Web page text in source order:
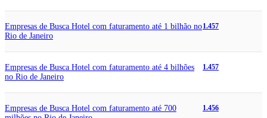
Empresas de Busca Hotel com faturamento até 1 bilhão no
Rio de Janeiro
1.457
Empresas de Busca Hotel com faturamento até 4 bilhões
no Rio de Janeiro
1.457
Empresas de Busca Hotel com faturamento até 700
1.456